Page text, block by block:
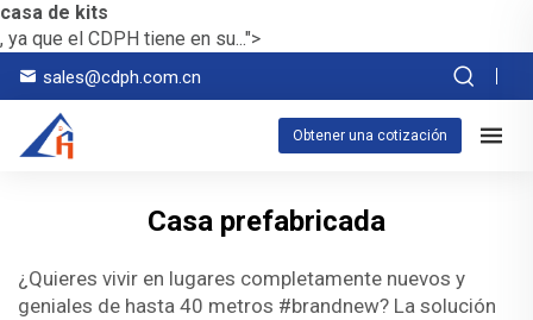
casa de kits
, ya que el CDPH tiene en su...">
sales@cdph.com.cn
Obtener una cotización
Casa prefabricada
¿Quieres vivir en lugares completamente nuevos y
geniales de hasta 40 metros #brandnew? La solución